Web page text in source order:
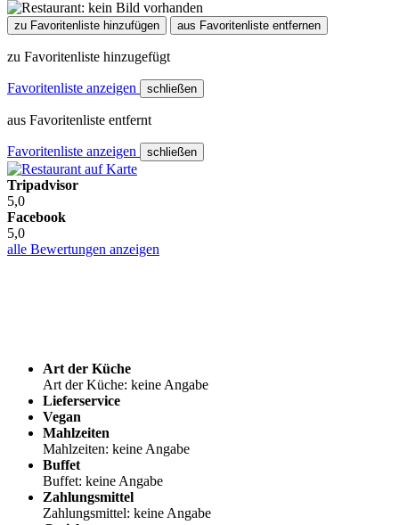
zu Favoritenliste hinzufügen aus Favoritenliste entfernen
zu Favoritenliste hinzugefügt
Favoritenliste anzeigen schließen
aus Favoritenliste entfernt
Favoritenliste anzeigen schließen
Tripadvisor
5,0
Facebook
5,0
alle Bewertungen anzeigen
Art der Küche
Art der Küche: keine Angabe
Lieferservice
Vegan
Mahlzeiten
Mahlzeiten: keine Angabe
Buffet
Buffet: keine Angabe
Zahlungsmittel
Zahlungsmittel: keine Angabe